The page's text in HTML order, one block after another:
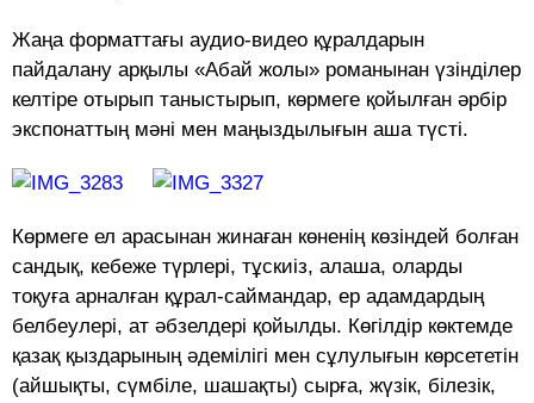
Жаңа форматтағы аудио-видео құралдарын
пайдалану арқылы «Абай жолы» романынан үзінділер
келтіре отырып таныстырып, көрмеге қойылған әрбір
экспонаттың мәні мен маңыздылығын аша түсті.
Көрмеге ел арасынан жинаған көненің көзіндей болған
сандық, кебеже түрлері, тұскиіз, алаша, оларды
тоқуға арналған құрал-саймандар, ер адамдардың
белбеулері, ат әбзелдері қойылды. Көгілдір көктемде
қазақ қыздарының әдемілігі мен сұлулығын көрсететін
(айшықты, сүмбіле, шашақты) сырға, жүзік, білезік,